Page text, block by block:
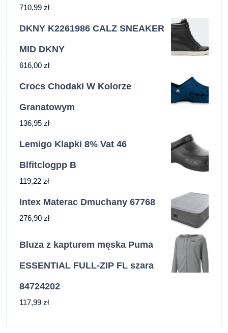
710,99 zł
DKNY K2261986 CALZ SNEAKER
MID DKNY
616,00 zł
Crocs Chodaki W Kolorze
Granatowym
136,95 zł
Lemigo Klapki 8% Vat 46
Blfitclogpp B
119,22 zł
Intex Materac Dmuchany 67768
276,90 zł
Bluza z kapturem męska Puma
ESSENTIAL FULL-ZIP FL szara
84724202
117,99 zł